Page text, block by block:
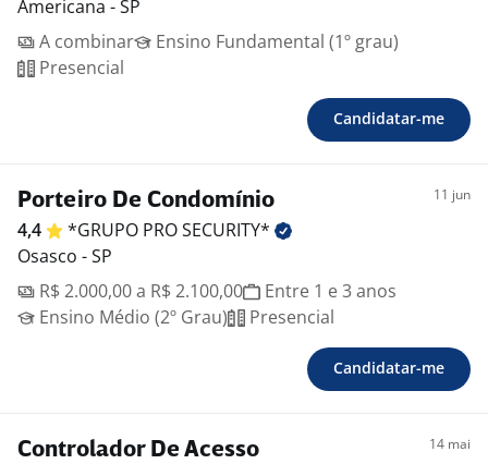
Americana - SP
A combinar
Ensino Fundamental (1º grau)
Presencial
Candidatar-me
Porteiro De Condomínio 11 jun
4,4 *GRUPO PROSECURITY*
Osasco - SP
R$ 2.000,00 a R$ 2.100,00
Entre 1 e 3 anos
Ensino Médio (2º Grau)
Presencial
Candidatar-me
Controlador De Acesso 14 mai